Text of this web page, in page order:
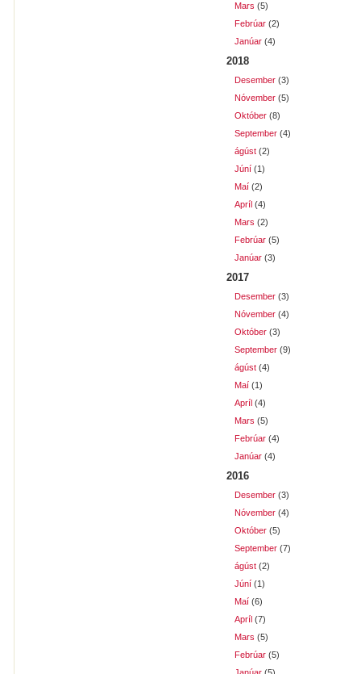
Mars (5)
Febrúar (2)
Janúar (4)
2018
Desember (3)
Nóvember (5)
Október (8)
September (4)
ágúst (2)
Júní (1)
Maí (2)
Apríl (4)
Mars (2)
Febrúar (5)
Janúar (3)
2017
Desember (3)
Nóvember (4)
Október (3)
September (9)
ágúst (4)
Maí (1)
Apríl (4)
Mars (5)
Febrúar (4)
Janúar (4)
2016
Desember (3)
Nóvember (4)
Október (5)
September (7)
ágúst (2)
Júní (1)
Maí (6)
Apríl (7)
Mars (5)
Febrúar (5)